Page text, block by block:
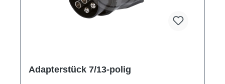
Adapterstück 7/13-polig